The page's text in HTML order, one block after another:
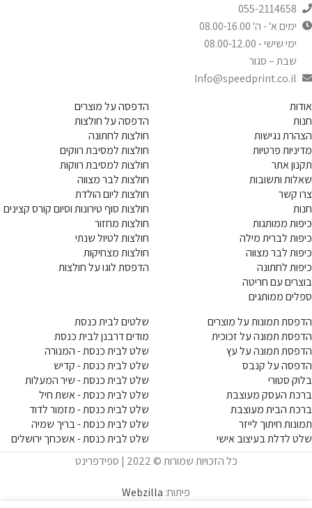
055-2114658
ימים א' - ה' 08.00-16.00
ימי שישי - 08.00-12.00
שבת – סגור
Info@speedprint.co.il
אודות
חנות
הצהרת נגישות
מדיניות פרטיות
תקנון אתר
שאלות ותשובות
צרו קשר
חנות
כיפות ממותגות
כיפות לברית מילה
כיפות לבר מצווה
כיפות לחתונה
בוצרים עם חריטה
ספלים ממותגים
הדפסה על מוצרים
הדפסה על חולצות
חולצות לחתונה
חולצות למסיבת רווקים
חולצות למסיבת רווקות
חולצות לבר מצווה
חולצות ליום הולדת
חולצות סוף טירונות וסיום קורס קצינים
חולצות מחזור
חולצות לטיול שנתי
חולצות מצחיקות
הדפסת לוגו על חולצות
הדפסת תמונות על מוצרים
הדפסת תמונה על זכוכית
הדפסת תמונה על עץ
הדפסה על קנבס
בלוק סטורי
ברכת העסק מעוצבת
ברכת הבית מעוצבת
תמונות חיתוך לייזר
שלט לדלת בעיצוב אישי
שלטים לבית כנסת
מודים דרבנן לבית כנסת
שלט לבית כנסת - המנורה
שלט לבית כנסת - קדיש
שלט לבית כנסת - שיר המעלות
שלט לבית כנסת - אשת חיל
שלט לבית כנסת - מזמור לדוד
שלט לבית כנסת - בריך שמיה
שלט לבית כנסת - אשכחך ירושלים
כל הזכויות שמורות © 2022 | ספידפרינט
פיתוח: Webzilla